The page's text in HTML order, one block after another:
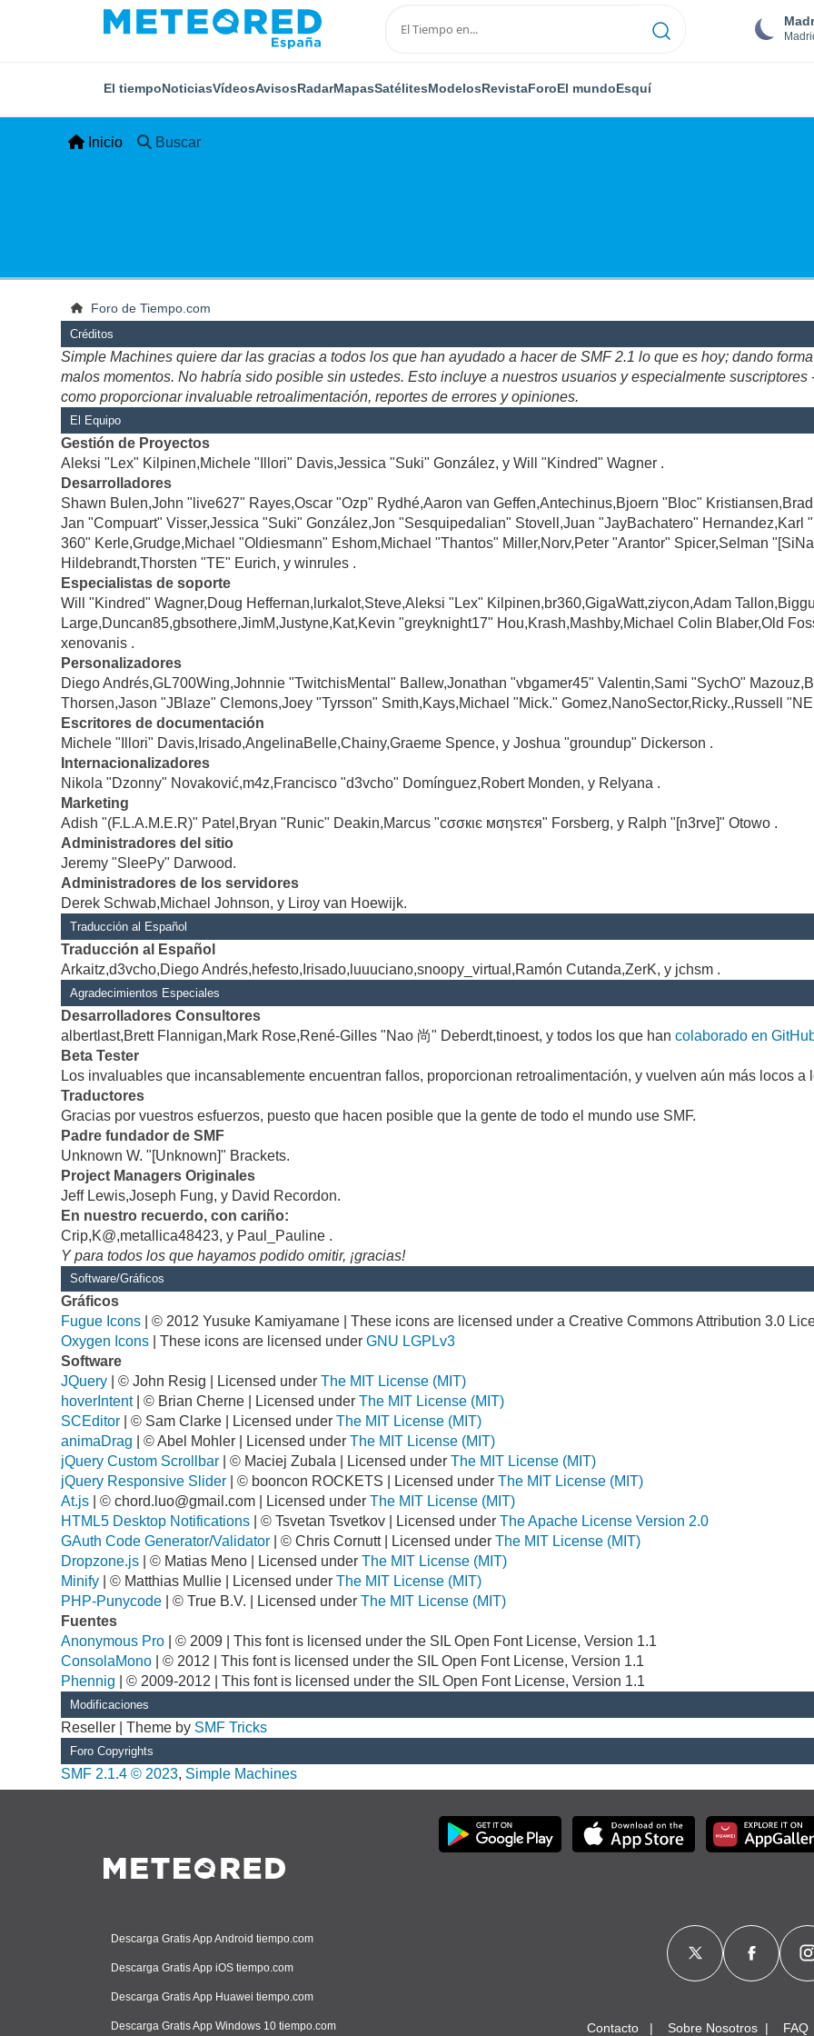
El tiempoNoticiasVídeosAvisosRadarMapasSatélitesModelosRevistaForoEl mundoEsquí
Inicio Buscar
Foro de Tiempo.com
Créditos
Simple Machines quiere dar las gracias a todos los que han ayudado a hacer de SMF 2.1 lo que es hoy; dando
malos momentos. No habría sido posible sin ustedes. Esto incluye a nuestros usuarios y especialmente
como proporcionar invaluable retroalimentación, reportes de errores y opiniones.
El Equipo
Gestión de Proyectos
Aleksi "Lex" Kilpinen,Michele "Illori" Davis,Jessica "Suki" González, y Will "Kindred" Wagner .
Desarrolladores
Shawn Bulen,John "live627" Rayes,Oscar "Ozp" Rydhé,Aaron van Geffen,Antechinus,Bjoern "Bloc"
Jan "Compuart" Visser,Jessica "Suki" González,Jon "Sesquipedalian" Stovell,Juan "JayBachatero"
360" Kerle,Grudge,Michael "Oldiesmann" Eshom,Michael "Thantos" Miller,Norv,Peter "Arantor" Spicer,Selman
Hildebrandt,Thorsten "TE" Eurich, y winrules .
Especialistas de soporte
Will "Kindred" Wagner,Doug Heffernan,lurkalot,Steve,Aleksi "Lex" Kilpinen,br360,GigaWatt,ziycon,Adam
Large,Duncan85,gbsothere,JimM,Justyne,Kat,Kevin "greyknight17" Hou,Krash,Mashby,Michael Colin Blaber,Old
xenovanis .
Personalizadores
Diego Andrés,GL700Wing,Johnnie "TwitchisMental" Ballew,Jonathan "vbgamer45" Valentin,Sami "SychO"
Thorsen,Jason "JBlaze" Clemons,Joey "Tyrsson" Smith,Kays,Michael "Mick." Gomez,NanoSector,Ricky.,Russell
Escritores de documentación
Michele "Illori" Davis,Irisado,AngelinaBelle,Chainy,Graeme Spence, y Joshua "groundup" Dickerson .
Internacionalizadores
Nikola "Dzonny" Novaković,m4z,Francisco "d3vcho" Domínguez,Robert Monden, y Relyana .
Marketing
Adish "(F.L.A.M.E.R)" Patel,Bryan "Runic" Deakin,Marcus "cσσкιє мσηѕтєя" Forsberg, y Ralph "[n3rve]" Otowo .
Administradores del sitio
Jeremy "SleePy" Darwood.
Administradores de los servidores
Derek Schwab,Michael Johnson, y Liroy van Hoewijk.
Traducción al Español
Traducción al Español
Arkaitz,d3vcho,Diego Andrés,hefesto,Irisado,luuuciano,snoopy_virtual,Ramón Cutanda,ZerK, y jchsm .
Agradecimientos Especiales
Desarrolladores Consultores
albertlast,Brett Flannigan,Mark Rose,René-Gilles "Nao 尚" Deberdt,tinoest, y todos los que hancolaborado en
Beta Tester
Los invaluables que incansablemente encuentran fallos, proporcionan retroalimentación, y vuelven aún más locos a
Traductores
Gracias por vuestros esfuerzos, puesto que hacen posible que la gente de todo el mundo use SMF.
Padre fundador de SMF
Unknown W. "[Unknown]" Brackets.
Project Managers Originales
Jeff Lewis,Joseph Fung, y David Recordon.
En nuestro recuerdo, con cariño:
Crip,K@,metallica48423, y Paul_Pauline .
Y para todos los que hayamos podido omitir, ¡gracias!
Software/Gráficos
Gráficos
Fugue Icons | © 2012 Yusuke Kamiyamane | These icons are licensed under a Creative Commons Attribution 3.0
Oxygen Icons | These icons are licensed underGNU LGPLv3
Software
JQuery | © John Resig | Licensed underThe MIT License (MIT)
hoverIntent| © Brian Cherne | Licensed underThe MIT License (MIT)
SCEditor | © Sam Clarke | Licensed underThe MIT License (MIT)
animaDrag | © Abel Mohler | Licensed underThe MIT License (MIT)
jQuery Custom Scrollbar | © Maciej Zubala | Licensed underThe MIT License (MIT)
jQuery Responsive Slider | © booncon ROCKETS | Licensed underThe MIT License (MIT)
At.js | ©chord.luo@gmail.com | Licensed underThe MIT License (MIT)
HTML5 Desktop Notifications | © Tsvetan Tsvetkov | Licensed underThe Apache License Version 2.0
GAuth Code Generator/Validator | © Chris Cornutt | Licensed underThe MIT License (MIT)
Dropzone.js | © Matias Meno | Licensed underThe MIT License (MIT)
Minify | © Matthias Mullie | Licensed underThe MIT License (MIT)
PHP-Punycode | © True B.V. | Licensed underThe MIT License (MIT)
Fuentes
Anonymous Pro | © 2009 | This font is licensed under the SIL Open Font License, Version 1.1
ConsolaMono | © 2012 | This font is licensed under the SIL Open Font License, Version 1.1
Phennig | © 2009-2012 | This font is licensed under the SIL Open Font License, Version 1.1
Modificaciones
Reseller | Theme by SMF Tricks
Foro Copyrights
SMF 2.1.4 © 2023, Simple Machines
Descarga Gratis App Android tiempo.com
Descarga Gratis App iOS tiempo.com
Descarga Gratis App Huawei tiempo.com
Descarga Gratis App Windows 10 tiempo.com Contacto Sobre Nosotros FAQ